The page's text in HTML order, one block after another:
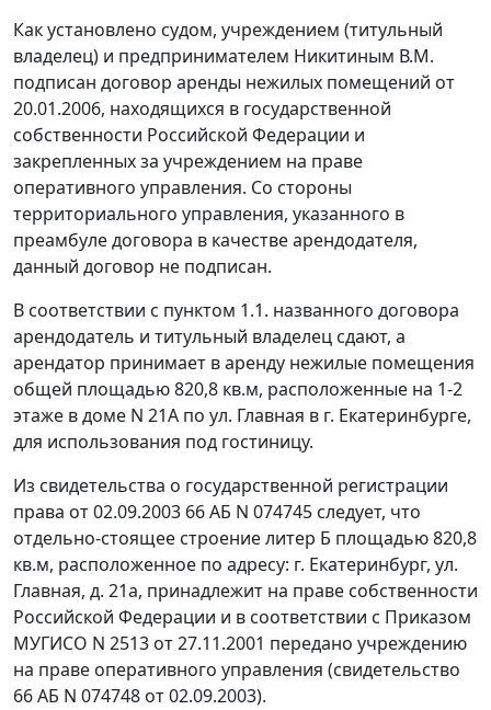
Как установлено судом, учреждением (титульный
владелец) и предпринимателем Никитиным В.М.
подписан договор аренды нежилых помещений от
20.01.2006, находящихся в государственной
собственности Российской Федерации и
закрепленных за учреждением на праве
оперативного управления. Со стороны
территориального управления, указанного в
преамбуле договора в качестве арендодателя,
данный договор не подписан.
В соответствии с пунктом 1.1. названного договора
арендодатель и титульный владелец сдают, а
арендатор принимает в аренду нежилые помещения
общей площадью 820,8 кв.м, расположенные на 1-2
этаже в доме N 21А по ул. Главная в г. Екатеринбурге,
для использования под гостиницу.
Из свидетельства о государственной регистрации
права от 02.09.2003 66 АБ N 074745 следует, что
отдельно-стоящее строение литер Б площадью 820,8
кв.м, расположенное по адресу: г. Екатеринбург, ул.
Главная, д. 21а, принадлежит на праве собственности
Российской Федерации и в соответствии с Приказом
МУГИСО N 2513 от 27.11.2001 передано учреждению
на праве оперативного управления (свидетельство
66 АБ N 074748 от 02.09.2003).